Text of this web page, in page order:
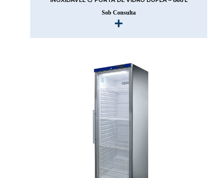
Sob Consulta